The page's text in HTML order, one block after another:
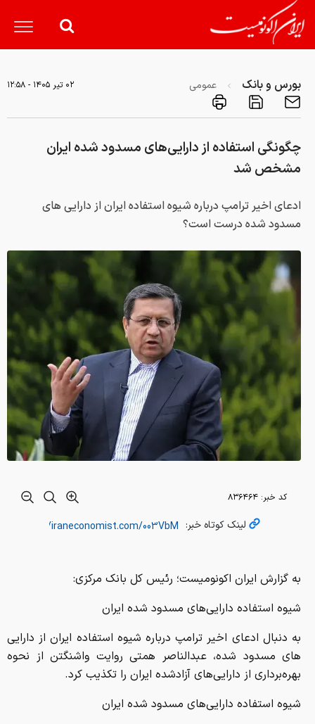
بورس و بانک عمومی ۰۲ تير ۱۴۰۵ - ۱۲:۵۸
چگونگی استفاده از دارایی‌های مسدود شده ایران
مشخص شد
ادعای اخیر ترامپ درباره شیوه استفاده ایران از دارایی های
مسدود شده درست است؟
کد خبر: ۸۳۶۴۶۴
لینک کوتاه خبر:
به گزارش ایران اکونومیست؛ رئیس کل بانک مرکزی:
شیوه استفاده دارایی‌های مسدود شده ایران
به دنبال ادعای اخیر ترامپ درباره شیوه استفاده ایران از دارایی
های مسدود شده، عبدالناصر همتی روایت واشنگتن از نحوه
بهره‌برداری از دارایی‌های آزادشده ایران را تکذیب کرد.
شیوه استفاده دارایی‌های مسدود شده ایران